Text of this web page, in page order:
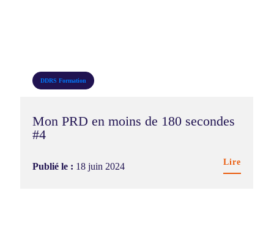
DDRS Formation
Mon PRD en moins de 180 secondes
#4
Publié le : 18 juin 2024 Lire